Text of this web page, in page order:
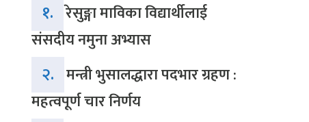
१. रेसुङ्गा माविका विद्यार्थीलाई
संसदीय नमुना अभ्यास
२. मन्त्री भुसालद्धारा पदभार ग्रहण :
महत्वपूर्ण चार निर्णय